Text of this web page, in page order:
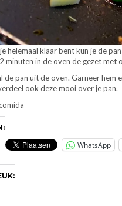
helemaal klaar bent kun je de
minuten in de oven de gezet
de pan uit de oven. Garneer
ook deze mooi over je pan.
WhatsApp